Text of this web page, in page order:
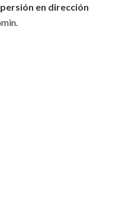
en dirección